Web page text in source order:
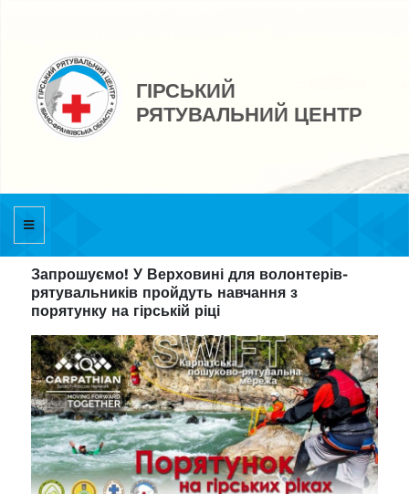
ГІРСЬКИЙ
РЯТУВАЛЬНИЙ ЦЕНТР
Запрошуємо! У Верховині для волонтерів-
рятувальників пройдуть навчання з
порятунку на гірській ріці